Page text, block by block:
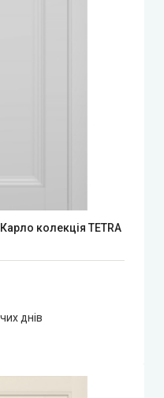
колекція TETRA
днів